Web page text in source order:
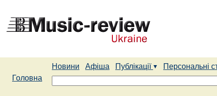
Новини Афіша Публікації
Персональні
Головна